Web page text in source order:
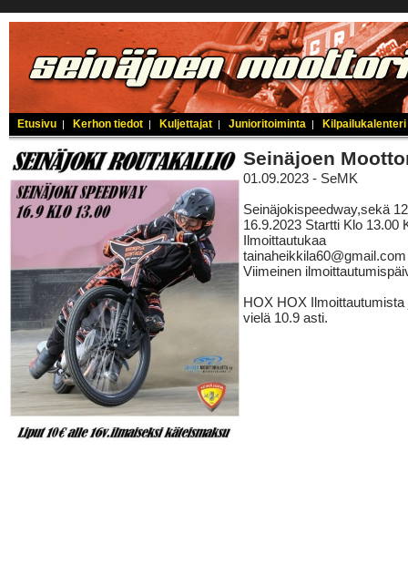
Etusivu | Kerhon tiedot | Kuljettajat | Junioritoiminta | Kilpailukalenteri
Seinäjoen
01.09.2023 - SeMK
Seinäjokispeedway,sekä
16.9.2023 Startti Klo 13.00
Ilmoittautukaa
tainaheikkila60@gmail.com
Viimeinen
HOX HOX Ilmoittautumista
vielä 10.9 asti.